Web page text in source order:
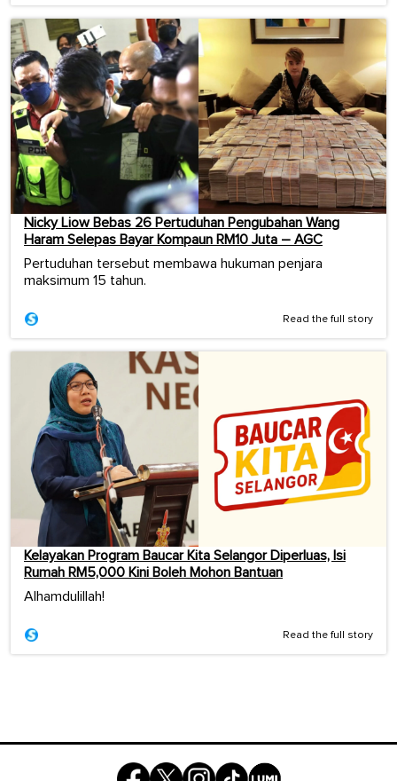
Nicky Liow Bebas 26 Pertuduhan Pengubahan Wang
Haram Selepas Bayar Kompaun RM10 Juta – AGC
Pertuduhan tersebut membawa hukuman penjara
maksimum 15 tahun.
Read the full story
Kelayakan Program Baucar Kita Selangor Diperluas, Isi
Rumah RM5,000 Kini Boleh Mohon Bantuan
Alhamdulillah!
Read the full story